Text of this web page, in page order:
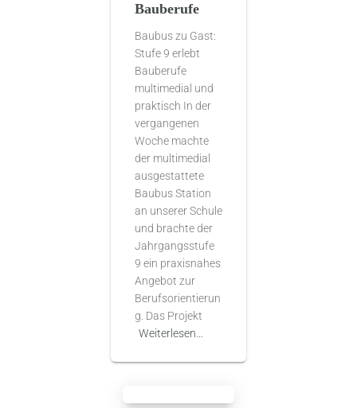
Bauberufe
Baubus zu Gast:
Stufe 9 erlebt
Bauberufe
multimedial und
praktisch In der
vergangenen
Woche machte
der multimedial
ausgestattete
Baubus Station
an unserer Schule
und brachte der
Jahrgangsstufe
9 ein praxisnahes
Angebot zur
Berufsorientierun
g. Das Projekt
Weiterlesen…